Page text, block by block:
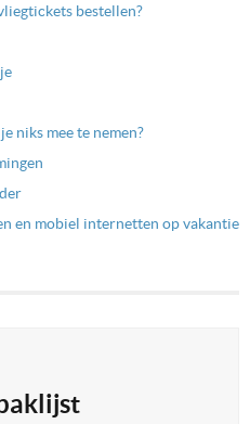
bestellen?
niks mee te nemen?
en mobiel internetten op vakantie